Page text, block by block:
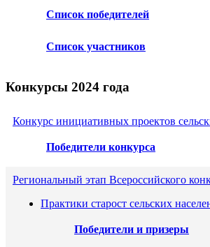
Список победителей
Список участников
Конкурсы 2024 года
Конкурс инициативных проектов
Победители конкурса
Региональный этап Всероссийского
Практики старост сельских
Победители и призеры